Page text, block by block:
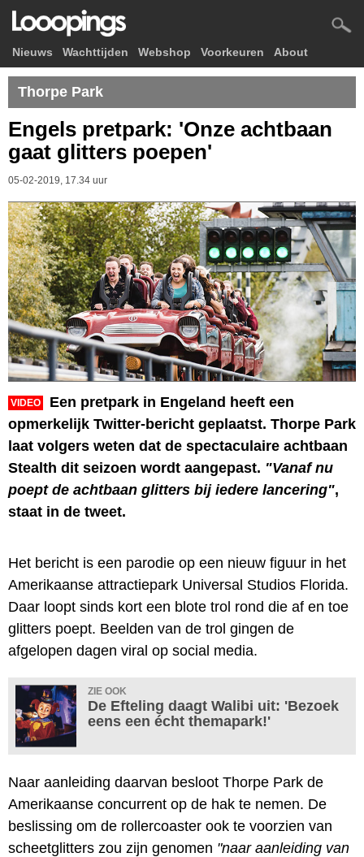
Nieuws Wachttijden Webshop Voorkeuren About
Thorpe Park
Engels pretpark: 'Onze achtbaan
gaat glitters poepen'
05-02-2019, 17.34 uur
VIDEO
Een pretpark in Engeland heeft een
opmerkelijk Twitter-bericht geplaatst. Thorpe Park
laat volgers weten dat de spectaculaire achtbaan
Stealth dit seizoen wordt aangepast. "Vanaf nu
poept de achtbaan glitters bij iedere lancering",
staat in de tweet.
Het bericht is een parodie op een nieuw figuur in het
Amerikaanse attractiepark Universal Studios Florida.
Daar loopt sinds kort een blote trol rond die af en toe
glitters poept. Beelden van de trol gingen de
afgelopen dagen viral op social media.
ZIE OOK
De Efteling daagt Walibi uit: 'Bezoek
eens een écht themapark!'
Naar aanleiding daarvan besloot Thorpe Park de
Amerikaanse concurrent op de hak te nemen. De
beslissing om de rollercoaster ook te voorzien van
scheetglitters zou zijn genomen "naar aanleiding van